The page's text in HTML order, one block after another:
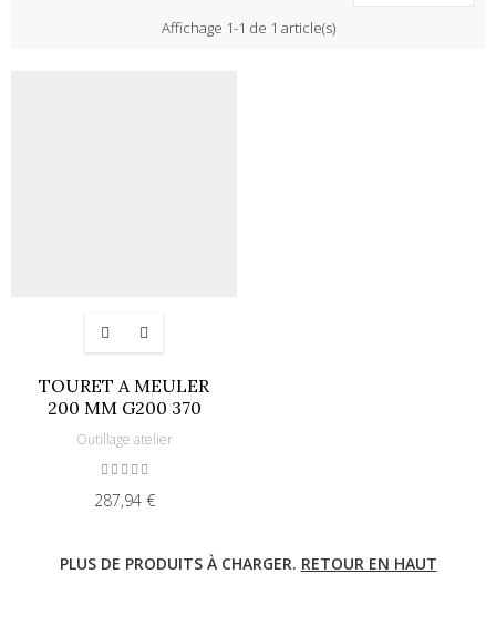
Affichage 1-1 de 1 article(s)
TOURET A MEULER
200 MM G200 370
Outillage atelier
287,94 €
PLUS DE PRODUITS À CHARGER. RETOUR EN HAUT